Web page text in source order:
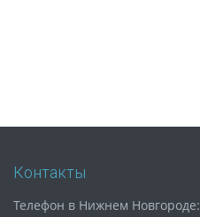
Контакты
Телефон в Нижнем Новгороде: